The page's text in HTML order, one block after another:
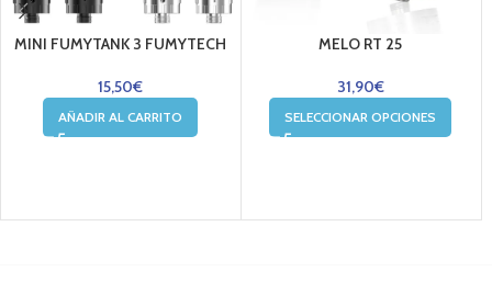
MINI FUMYTANK 3 FUMYTECH
15,50€
AÑADIR AL CARRITO
MELO RT 25
31,90€
SELECCIONAR OPCIONES